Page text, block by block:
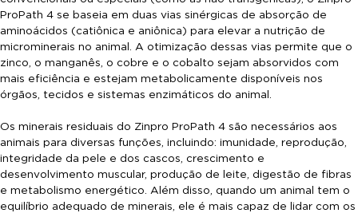
ProPath 4 se baseia em duas vias sinérgicas de absorção de
aminoácidos (catiônica e aniônica) para elevar a nutrição de
microminerais no animal. A otimização dessas vias permite que o
zinco, o manganês, o cobre e o cobalto sejam absorvidos com
mais eficiência e estejam metabolicamente disponíveis nos
órgãos, tecidos e sistemas enzimáticos do animal.
Os minerais residuais do Zinpro ProPath 4 são necessários aos
animais para diversas funções, incluindo: imunidade, reprodução,
integridade da pele e dos cascos, crescimento e
desenvolvimento muscular, produção de leite, digestão de fibras
e metabolismo energético. Além disso, quando um animal tem o
equilíbrio adequado de minerais, ele é mais capaz de lidar com os